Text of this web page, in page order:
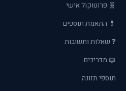
🧬 פרוטוקול אישי
💊 התאמת תוספים
❓ שאלות ותשובות
📖 מדריכים
תוספי תזונה